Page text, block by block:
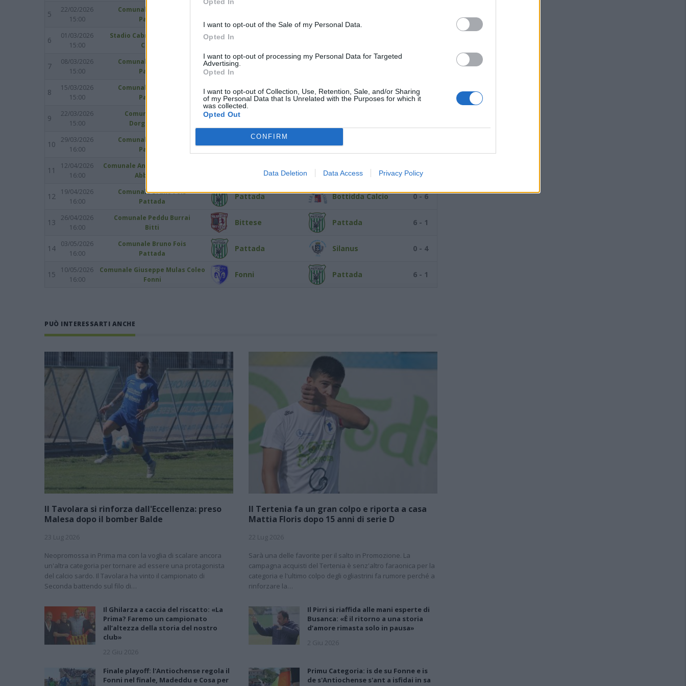
I want to opt-out of the Sale of my Personal Data.
Opted In
I want to opt-out of processing my Personal Data for Targeted
Advertising.
Opted In
I want to opt-out of Collection, Use, Retention, Sale, and/or Sharing
of my Personal Data that Is Unrelated with the Purposes for which it
was collected.
Opted Out
CONFIRM
Data Deletion Data Access Privacy Policy
5
22/02/2026
15:00
Comunale Bruno Fois
Pattada
6
01/03/2026
15:00
Stadio Cabras Via Tharros
Cabras
7
08/03/2026
15:00
Comunale Bruno Fois
Pattada
Pattada
8
15/03/2026
15:00
Comunale Bruno Fois
Pattada
Pattada Oschirese 0 - 3
9
22/03/2026
15:00
Comunale Osolai
Dorgali Osolai
Dorgalese
10
29/03/2026
16:00
Comunale Bruno Fois
Pattada
Pattada Supramonte
11
12/04/2026
16:00
Comunale Anton Giulio Cabras
Abbasanta
Abbasanta Pattada 6 - 0
12
19/04/2026
16:00
Comunale Bruno Fois
Pattada
Pattada Bottidda Calcio 0 - 6
13
26/04/2026
16:00
Comunale Peddu Burrai
Bitti
Bittese Pattada 6 - 1
14
03/05/2026
16:00
Comunale Bruno Fois
Pattada
Pattada Silanus 0 - 4
15
10/05/2026
16:00
Comunale Giuseppe Mulas Coleo
Fonni
Fonni Pattada 6 - 1
PUÒ INTERESSARTI ANCHE
Il Tavolara si rinforza dall'Eccellenza: preso
Malesa dopo il bomber Balde
23 Lug 2026
Neopromossa in Prima ma con la voglia di scalare ancora
un'altra categoria per tornare ad essere una protagonista
del calcio sardo. Il Tavolara ha vinto il campionato di
Seconda battendo sul filo di…
Il Tertenia fa un gran colpo e riporta a casa
Mattia Floris dopo 15 anni di serie D
22 Lug 2026
Sarà una delle favorite per il salto in Promozione. La
campagna acquisti del Tertenia è senz'altro faraonica per la
categoria e l'ultimo colpo degli ogliastrini fa rumore perché a
rinforzare la…
Il Ghilarza a caccia del riscatto: «La
Prima? Faremo un campionato
all’altezza della storia del nostro
club»
22 Giu 2026
Il Pirri si riaffida alle mani esperte di
Busanca: «Ė il ritorno a una storia
d’amore rimasta solo in pausa»
2 Giu 2026
Finale playoff: l'Antiochense regola il
Fonni nel finale, Madeddu e Cosa per
Primu Categoria: is de su Fonne e is
de s'Antiochense s'ant a isfidai in sa